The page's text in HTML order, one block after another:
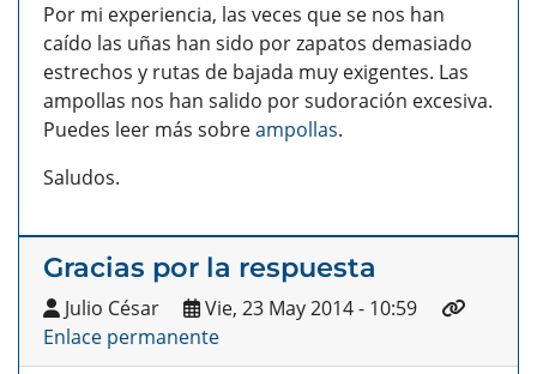
Por mi experiencia, las veces que se nos han
caído las uñas han sido por zapatos demasiado
estrechos y rutas de bajada muy exigentes. Las
ampollas nos han salido por sudoración excesiva.
Puedes leer más sobreampollas.
Saludos.
Gracias por la respuesta
Julio César
Vie, 23 May 2014 - 10:59
Enlace permanente